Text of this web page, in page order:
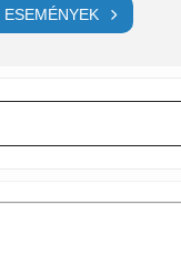
ESEMÉNYEK